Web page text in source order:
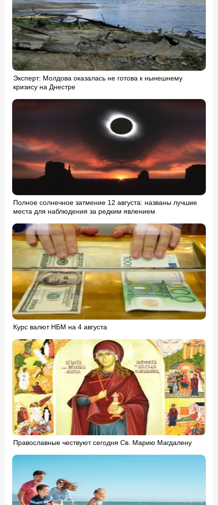
Эксперт: Молдова оказалась не готова к нынешнему
кризису на Днестре
Полное солнечное затмение 12 августа: названы лучшие
места для наблюдения за редким явлением
Курс валют НБМ на 4 августа
Православные чествуют сегодня Св. Марию Магдалену